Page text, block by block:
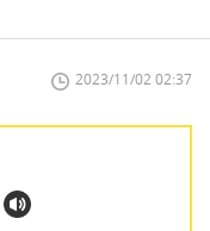
2023/11/02 02:37